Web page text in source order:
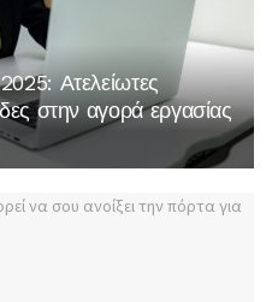
Ατελείωτες
στην αγορά εργασίας